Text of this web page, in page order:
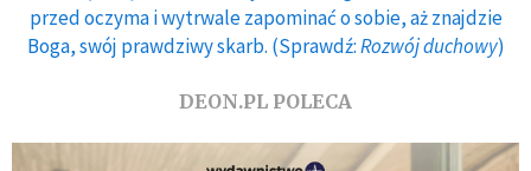
przed oczyma i wytrwale zapominać o sobie, aż znajdzie
Boga, swój prawdziwy skarb. (Sprawdź:Rozwój duchowy)
DEON.PL POLECA